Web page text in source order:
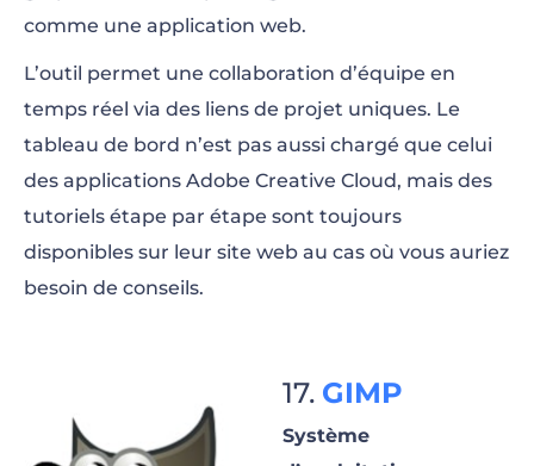
comme une application web.
L’outil permet une collaboration d’équipe en
temps réel via des liens de projet uniques. Le
tableau de bord n’est pas aussi chargé que celui
des applications Adobe Creative Cloud, mais des
tutoriels étape par étape sont toujours
disponibles sur leur site web au cas où vous auriez
besoin de conseils.
GIMP
Système